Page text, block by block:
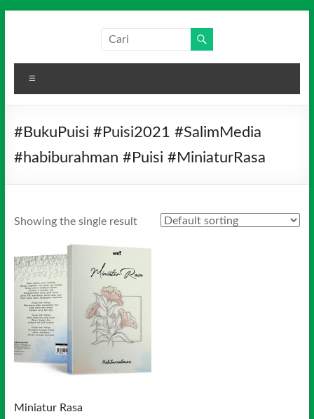
Media
Indonesia
#BukuPuisi #Puisi2021 #SalimMedia
#habiburahman #Puisi #MiniaturRasa
Showing the single result
Miniatur Rasa